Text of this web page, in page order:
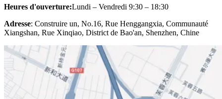
Heures d'ouverture:Lundi – Vendredi 9:30 – 18:30
Adresse: Construire un, No.16, Rue Henggangxia, Communauté
Xiangshan, Rue Xinqiao, District de Bao'an, Shenzhen, Chine